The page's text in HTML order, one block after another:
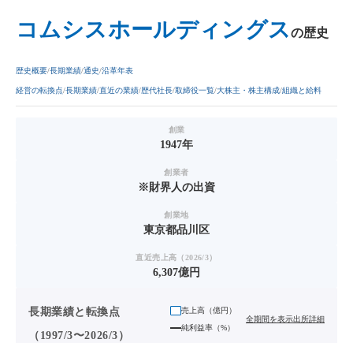
コムシスホールディングスの歴史
歴史概要 長期業績 通史 沿革年表
経営の転換点 長期業績 直近の業績 歴代社長 取締役一覧 大株主・株主構成 組織と給料
創業
1947年
創業者
※財界人の出資
創業地
東京都品川区
直近売上高（2026/3）
6,307億円
長期業績と転換点
（1997/3〜2026/3）
売上高（億円）
純利益率（%）
全期間を表示出所詳細